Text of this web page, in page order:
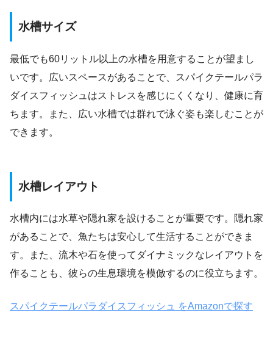
水槽サイズ
最低でも60リットル以上の水槽を用意することが望まし
いです。広いスペースがあることで、スパイクテールパラ
ダイスフィッシュはストレスを感じにくくなり、健康に育
ちます。また、広い水槽では群れで泳ぐ姿も楽しむことが
できます。
水槽レイアウト
水槽内には水草や隠れ家を設けることが重要です。隠れ家
があることで、魚たちは安心して生活することができま
す。また、流木や石を使ってダイナミックなレイアウトを
作ることも、彼らの生息環境を模倣するのに役立ちます。
スパイクテールパラダイスフィッシュ をAmazonで探す